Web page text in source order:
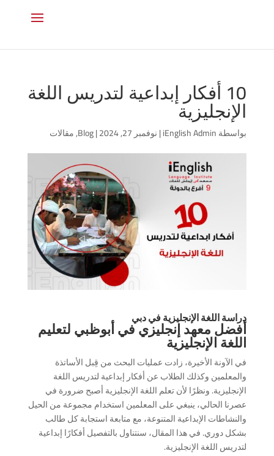
10 أفكار إبداعية لتدريس اللغة
الإنجليزية
بواسطةiEnglish Admin
|نوفمبر 27, 2024 |
Blog
,مقالات
دراسة اللغة الإنجليزية في دبي
أفضل معهد إنجليزي في أبوظبي لتعليم
اللغة الإنجليزية
في الآونة الأخيرة، زادت عمليات البحث من قِبل الأساتذة
والمعلمين وكذلك الطلاب عن أفكار إبداعية لتدريس اللغة
الإنجليزية. ونظرًا لأن تعلم اللغة الإنجليزية أصبح ضرورة في
عصرنا الحالي، ينبغي على المعلمين استخدام مجموعة من الحيل
والنشاطات الإبداعية المتنوعة، مع متابعة استجابة كل طالب
بشكل دوري. في هذا المقال، سنتناول بالتفصيل أفكارًا إبداعية
لتدريس اللغة الإنجليزية.